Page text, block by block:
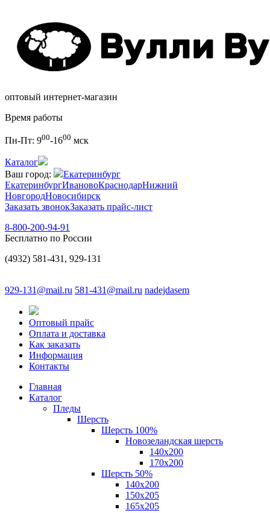
оптовый интернет-магазин
Время работы
Пн-Пт: 900-1600 мск
Каталог
Ваш город:
Екатеринбург
ЕкатеринбургИвановоКраснодарНижний
НовгородНовосибирск
Заказать звонокЗаказать прайс-лист
8-800-200-94-91
Бесплатно по России
(4932) 581-431, 929-131
929-131@mail.ru 581-431@mail.ru nadejdasem
Оптовый прайс
Оплата и доставка
Как заказать
Информация
Контакты
Главная
Каталог
Пледы
Шерсть
Шерсть 100%
Новозеландская шерсть
140х200
170x200
Шерсть 50%
140x200
150х205
165х205